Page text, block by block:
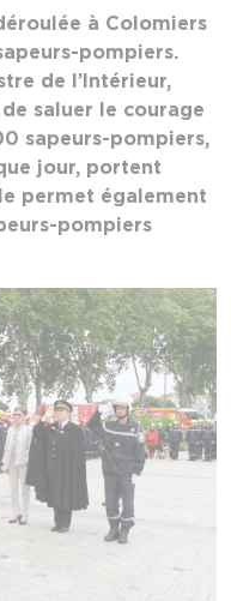
à Colomiers
pompiers.
de l’Intérieur,
saluer le courage
sapeurs-pompiers,
jour, portent
permet également
pompiers